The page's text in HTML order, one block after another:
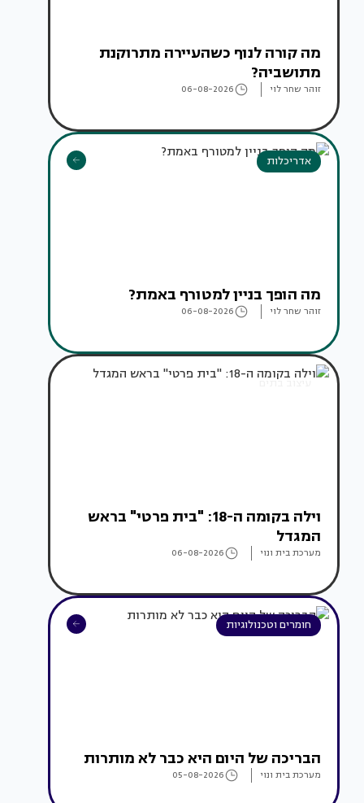
מה קורה לנוף כשהעיירה מתרוקנת
מתושביה?
זוהר שחר לוי 06-08-2026
אדריכלות
מה הופך בניין למטורף באמת?
זוהר שחר לוי 06-08-2026
עיצוב בתים
וילה בקומה ה-18: "בית פרטי" בראש
המגדל
מערכת בית ונוי 06-08-2026
חומרים וטכנולוגיות
הבריכה של היום היא כבר לא מותרות
מערכת בית ונוי 05-08-2026